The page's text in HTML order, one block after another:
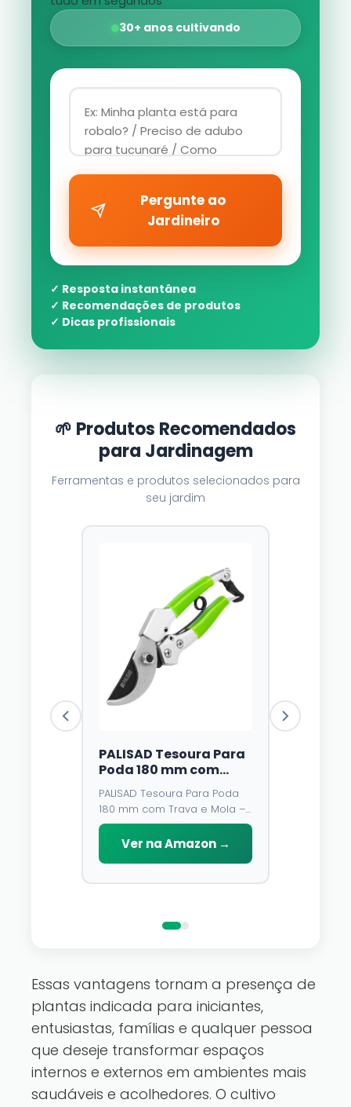
30+ anos cultivando
Pergunte ao
Jardineiro
✓ Resposta instantânea
✓ Recomendações de produtos
✓ Dicas profissionais
🌱 Produtos Recomendados
para Jardinagem
Ferramentas e produtos selecionados para
seu jardim
PALISAD Tesoura Para
Poda 180 mm com
Trava e Mola – Lâmina
de Aço У8 e Cabo
Emborrachado
PALISAD Tesoura Para Poda
180 mm com Trava e Mola –
Lâmina de Aço У8 e Cabo
Emborrachado
Ver na Amazon →
Essas vantagens tornam a presença de
plantas indicada para iniciantes,
entusiastas, famílias e qualquer pessoa
que deseje transformar espaços
internos e externos em ambientes mais
saudáveis e acolhedores. O cultivo